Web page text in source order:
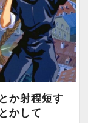
か射程短す
かして